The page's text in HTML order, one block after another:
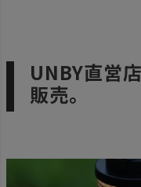
UNBY直営
販売。